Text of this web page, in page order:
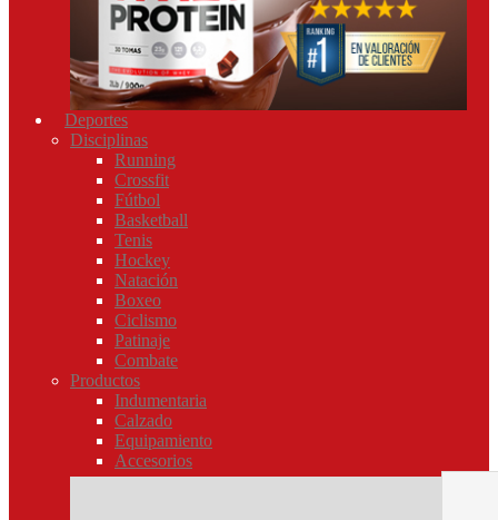
Deportes
Disciplinas
Running
Crossfit
Fútbol
Basketball
Tenis
Hockey
Natación
Boxeo
Ciclismo
Patinaje
Combate
Productos
Indumentaria
Calzado
Equipamiento
Accesorios